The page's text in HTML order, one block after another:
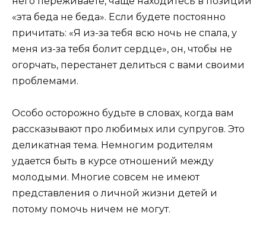
«эта беда не беда». Если будете постоянно
причитать: «Я из-за тебя всю ночь не спала, у
меня из-за тебя болит сердце», он, чтобы не
огорчать, перестанет делиться с вами своими
проблемами.
Особо осторожно будьте в словах, когда вам
рассказывают про любимых или супругов. Это
деликатная тема. Немногим родителям
удается быть в курсе отношений между
молодыми. Многие совсем не имеют
представления о личной жизни детей и
потому помочь ничем не могут.